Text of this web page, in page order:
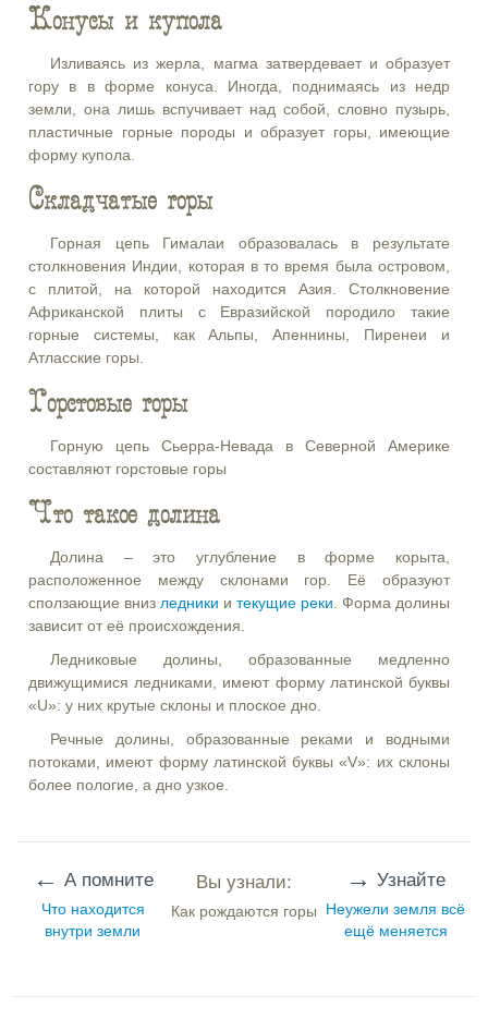
Конусы и купола
Изливаясь из жерла, магма затвердевает и образует
гору в в форме конуса. Иногда, поднимаясь из недр
земли, она лишь вспучивает над собой, словно пузырь,
пластичные горные породы и образует горы, имеющие
форму купола.
Складчатые горы
Горная цепь Гималаи образовалась в результате
столкновения Индии, которая в то время была островом,
с плитой, на которой находится Азия. Столкновение
Африканской плиты с Евразийской породило такие
горные системы, как Альпы, Апеннины, Пиренеи и
Атласские горы.
Горстовые горы
Горную цепь Сьерра-Невада в Северной Америке
составляют горстовые горы
Что такое долина
Долина – это углубление в форме корыта,
расположенное между склонами гор. Её образуют
сползающие вниз ледники и текущие реки . Форма долины
зависит от её происхождения.
Ледниковые долины, образованные медленно
движущимися ледниками, имеют форму латинской буквы
«U»: у них крутые склоны и плоское дно.
Речные долины, образованные реками и водными
потоками, имеют форму латинской буквы «V»: их склоны
более пологие, а дно узкое.
← А помните
Что находится
внутри земли
Вы узнали:
Как рождаются горы
→ Узнайте
Неужели земля всё
ещё меняется